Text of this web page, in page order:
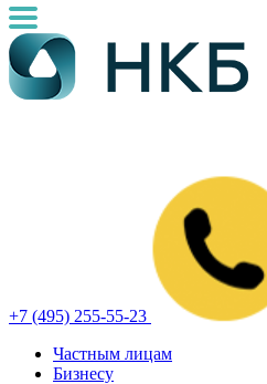
+7 (495) 255-55-23
Частным лицам
Бизнесу